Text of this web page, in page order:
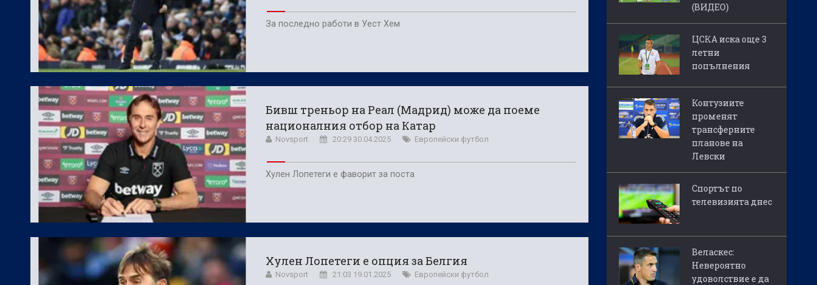
За последно работи в Уест Хем
Бивш треньор на Реал (Мадрид) може да поеме
националния отбор на Катар
Novsport 20:29 30.04.2025 Европейски футбол
Хулен Лопетеги е фаворит за поста
Хулен Лопетеги е опция за Белгия
Novsport 21:03 19.01.2025 Европейски футбол
(ВИДЕО)
ЦСКА иска още 3
летни
попълнения
Контузиите
променят
трансферните
планове на
Левски
Спортът по
телевизията днес
Веласкес:
Невероятно
удоволствие е да